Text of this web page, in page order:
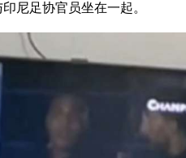
尼足协官员坐在一起。